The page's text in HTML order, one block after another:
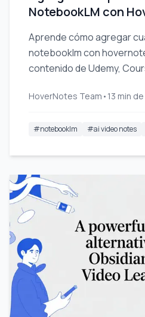
NotebookLM con
Aprende cómo agregar
notebooklm con
contenido de Udemy,
más profundo.
HoverNotes Team • 13 min
#notebooklm #ai video notes